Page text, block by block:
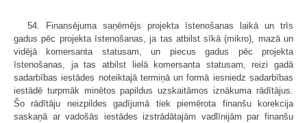
54. Finansējuma saņēmējs projekta īstenošanas laikā un trīs
gadus pēc projekta īstenošanas, ja tas atbilst sīkā (mikro), mazā un
vidējā komersanta statusam, un piecus gadus pēc projekta
īstenošanas, ja tas atbilst lielā komersanta statusam, reizi gadā
sadarbības iestādes noteiktajā termiņā un formā iesniedz sadarbības
iestādē turpmāk minētos papildus uzskaitāmos iznākuma rādītājus.
Šo rādītāju neizpildes gadījumā tiek piemērota finanšu korekcija
saskaņā ar vadošās iestādes izstrādātajām vadlīnijām par finanšu